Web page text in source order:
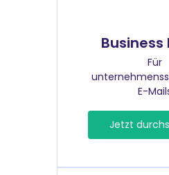
Business
Für
E-
Jetzt